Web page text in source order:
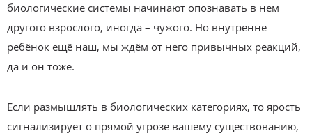
биологические системы начинают опознавать в нем
другого взрослого, иногда – чужого. Но внутренне
ребёнок ещё наш, мы ждём от него привычных реакций,
да и он тоже.
Если размышлять в биологических категориях, то ярость
сигнализирует о прямой угрозе вашему существованию,